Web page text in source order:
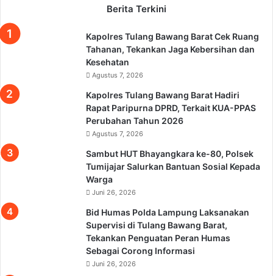
Berita Terkini
Kapolres Tulang Bawang Barat Cek Ruang
Tahanan, Tekankan Jaga Kebersihan dan
Kesehatan
Agustus 7, 2026
Kapolres Tulang Bawang Barat Hadiri
Rapat Paripurna DPRD, Terkait KUA-PPAS
Perubahan Tahun 2026
Agustus 7, 2026
Sambut HUT Bhayangkara ke-80, Polsek
Tumijajar Salurkan Bantuan Sosial Kepada
Warga
Juni 26, 2026
Bid Humas Polda Lampung Laksanakan
Supervisi di Tulang Bawang Barat,
Tekankan Penguatan Peran Humas
Sebagai Corong Informasi
Juni 26, 2026